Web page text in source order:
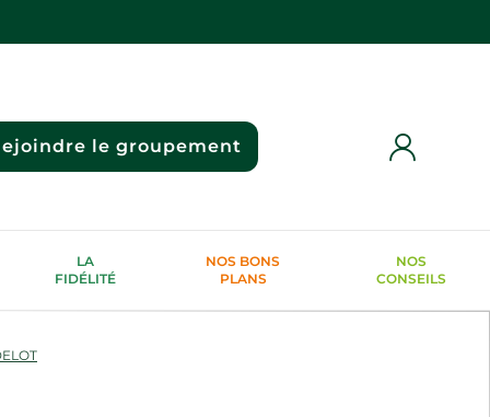
le groupement
LA
FIDÉLITÉ
NOS BONS
PLANS
NOS
CONSEILS